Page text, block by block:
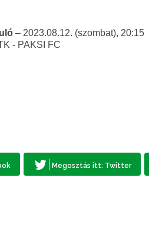
– 2023.08.12. (szombat), 20:15
- PAKSI FC